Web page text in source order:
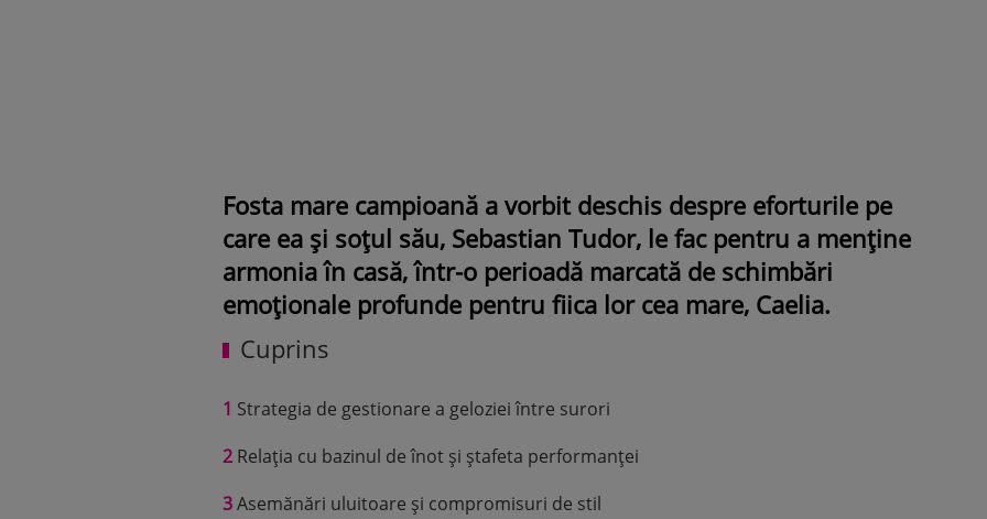
Fosta mare campioană a vorbit deschis despre eforturile pe
care ea și soțul său, Sebastian Tudor, le fac pentru a menține
armonia în casă, într-o perioadă marcată de schimbări
emoționale profunde pentru fiica lor cea mare, Caelia.
Cuprins
1 Strategia de gestionare a geloziei între surori
2 Relația cu bazinul de înot și ștafeta performanței
3Asemănări uluitoare și compromisuri de stil